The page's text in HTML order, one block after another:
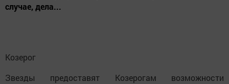
случае, дела...
Козерог
Звезды предоставят Козерогам возможности